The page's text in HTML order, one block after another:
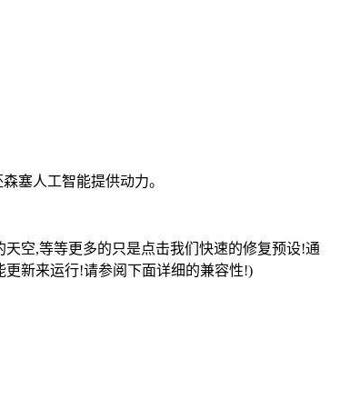
塞人工智能提供动力。
空,等等更多的只是点击我们快速的修复预设!通
新来运行!请参阅下面详细的兼容性!)